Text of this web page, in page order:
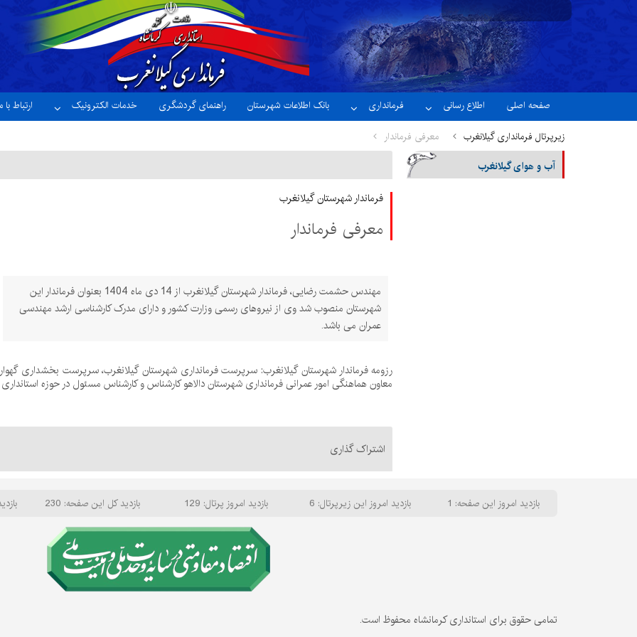
صفحه اصلی اطلاع رسانی فرمانداری بانک اطلاعات شهرستان راهنمای گردشگری خدمات الکترونیک
ارتباط با
زیرپرتال فرمانداری گیلانغرب
معرفی فرماندار
فرماندار شهرستان گیلانغرب
معرفی فرماندار
مهندس حشمت رضایی، فرماندار شهرستان گیلانغرب از 14 دی ماه 1404 بعنوان فرماندار این
شهرستان منصوب شد وی از نیروهای رسمی وزارت کشور و دارای مدرک کارشناسی ارشد مهندسی
عمران می باشد.
رزومه فرماندار شهرستان گیلانغرب: سرپرست فرمانداری شهرستان گیلانغرب، سرپرست بخشداری
معاون هماهنگی امور عمرانی فرمانداری شهرستان دالاهو کارشناس و کارشناس مسئول در حوزه
اشتراک گذاری
آب و هوای گیلانغرب
بازدید امروز این صفحه: 1 بازدید امروز این زیرپرتال: 6 بازدید امروز پرتال: 129 بازدید کل این صفحه: 230
تمامی حقوق برای استانداری کرمانشاه محفوظ است.